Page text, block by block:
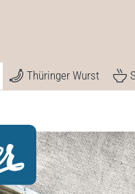
Thüringer Wurst